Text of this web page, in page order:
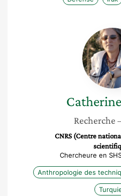
Catherine
Recherche
CNRS (Centre
Chercheure en
Anthropologie des